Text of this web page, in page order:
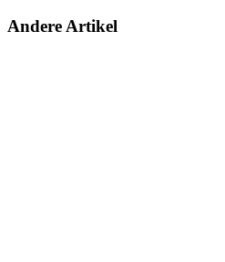
Andere Artikel